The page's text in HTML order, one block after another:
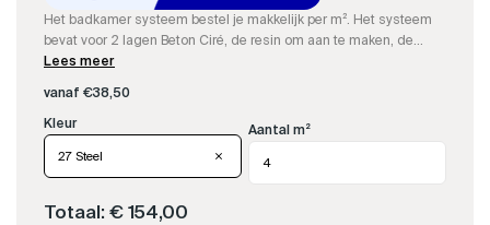
Het badkamer systeem bestel je makkelijk per m². Het systeem
bevat voor 2 lagen Beton Ciré, de resin om aan te maken, de
kleurstof, impregneer en onze speciale matte PU-sealer.
Lees meer
vanaf €38,50
27 Steel
Aantal m²
Totaal: € 154,00